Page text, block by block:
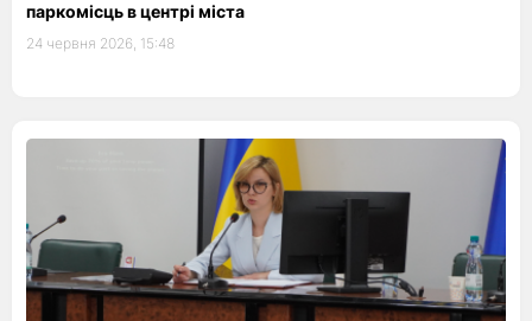
паркомісць в центрі міста
24 червня 2026, 15:48